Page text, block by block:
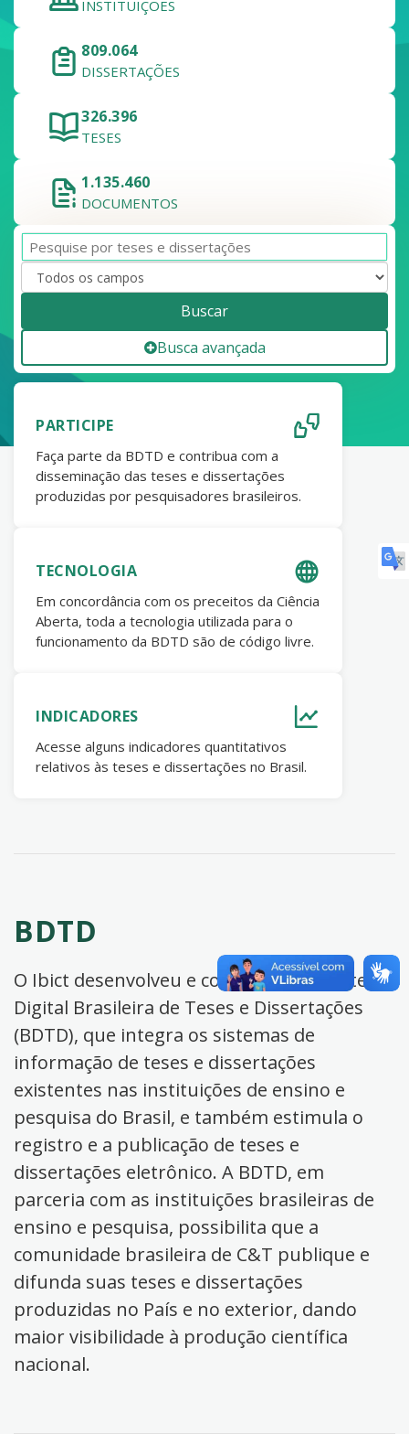
INSTITUIÇÕES
809.064
DISSERTAÇÕES
326.396
TESES
1.135.460
DOCUMENTOS
Buscar
Busca avançada
PARTICIPE
Faça parte da BDTD e contribua com a
disseminação das teses e dissertações
produzidas por pesquisadores brasileiros.
TECNOLOGIA
Em concordância com os preceitos da Ciência
Aberta, toda a tecnologia utilizada para o
funcionamento da BDTD são de código livre.
INDICADORES
Acesse alguns indicadores quantitativos
relativos às teses e dissertações no Brasil.
BDTD
O Ibict desenvolveu e coordena a Biblioteca
Digital Brasileira de Teses e Dissertações
(BDTD), que integra os sistemas de
informação de teses e dissertações
existentes nas instituições de ensino e
pesquisa do Brasil, e também estimula o
registro e a publicação de teses e
dissertações eletrônico. A BDTD, em
parceria com as instituições brasileiras de
ensino e pesquisa, possibilita que a
comunidade brasileira de C&T publique e
difunda suas teses e dissertações
produzidas no País e no exterior, dando
maior visibilidade à produção científica
nacional.